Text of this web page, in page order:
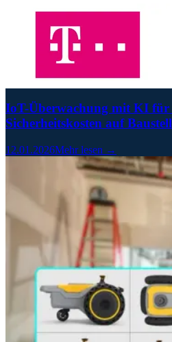
IoT-Überwachung mit KI für
Sicherheitskosten auf
12.01.2026Mehr lesen →